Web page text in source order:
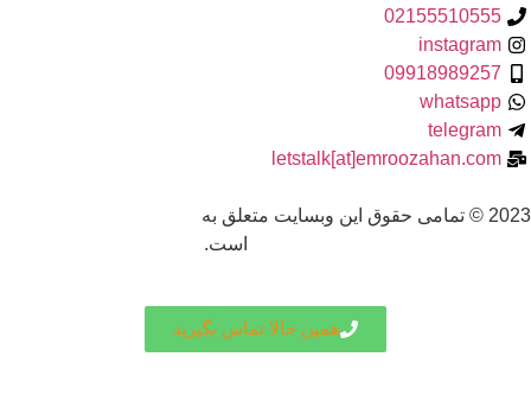
02155510555
instagram
09918989257
whatsapp
telegram
letstalk[at]emroozahan.com
© تمامی حقوق این وبسایت متعلق به
است.
همین حالا تماس بگیرید